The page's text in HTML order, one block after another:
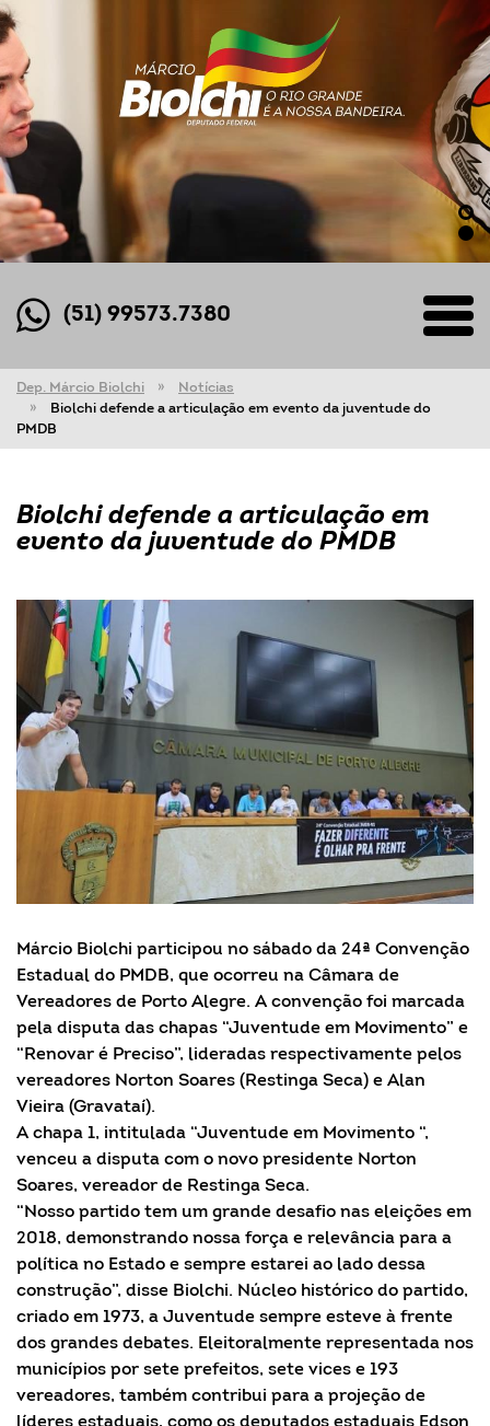
(51) 99573.7380
Dep. Márcio Biolchi
Notícias
Biolchi defende a articulação em evento da juventude do
PMDB
Biolchi defende a articulação em
evento da juventude do PMDB
Márcio Biolchi participou no sábado da 24ª Convenção
Estadual do PMDB, que ocorreu na Câmara de
Vereadores de Porto Alegre. A convenção foi marcada
pela disputa das chapas “Juventude em Movimento” e
“Renovar é Preciso”, lideradas respectivamente pelos
vereadores Norton Soares (Restinga Seca) e Alan
Vieira (Gravataí).
A chapa 1, intitulada “Juventude em Movimento “,
venceu a disputa com o novo presidente Norton
Soares, vereador de Restinga Seca.
“Nosso partido tem um grande desafio nas eleições em
2018, demonstrando nossa força e relevância para a
política no Estado e sempre estarei ao lado dessa
construção”, disse Biolchi. Núcleo histórico do partido,
criado em 1973, a Juventude sempre esteve à frente
dos grandes debates. Eleitoralmente representada nos
municípios por sete prefeitos, sete vices e 193
vereadores, também contribui para a projeção de